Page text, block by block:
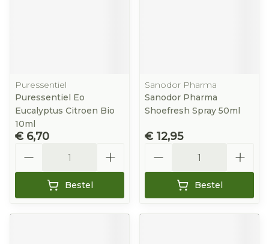
Puressentiel
Puressentiel Eo
Eucalyptus Citroen Bio
10ml
€ 6,70
Bestel
Sanodor Pharma
Sanodor Pharma
Shoefresh Spray 50ml
€ 12,95
Bestel